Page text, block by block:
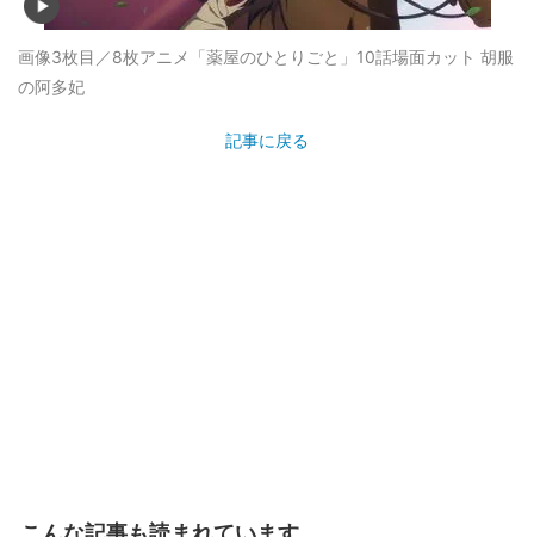
画像3枚目／8枚アニメ「薬屋のひとりごと」10話場面カット 胡服
の阿多妃
記事に戻る